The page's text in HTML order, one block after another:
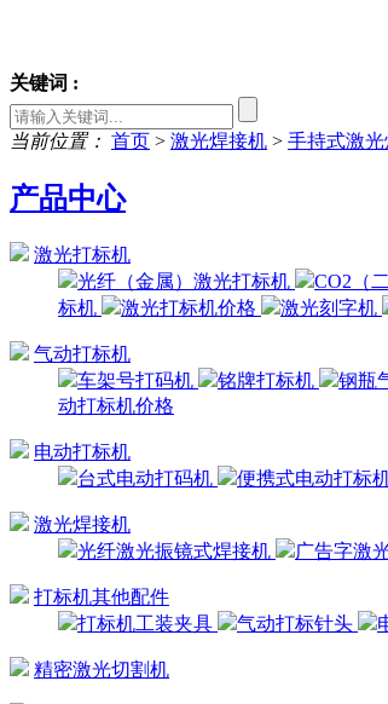
关键词 :
当前位置： 首页 > 激光焊接机 > 手持式激
产品中心
激光打标机
光纤（金属）激光打标机
CO2（
标机
激光打标机价格 激光刻字机
气动打标机
车架号打码机
铭牌打标机 钢瓶
动打标机价格
电动打标机
台式电动打码机
便携式电动打标
激光焊接机
光纤激光振镜式焊接机
广告字激
打标机其他配件
打标机工装夹具
气动打标针头
精密激光切割机